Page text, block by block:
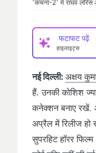
'कंचना-2' में राघव
फटाफट पढ़ें
हाइलाइट्स
नई दिल्ली: अक्षय
हैं. उनकी कोशिश
कनेक्शन बनाए रखें.
अप्रैल में रिलीज हो
सुपरहिट हॉरर